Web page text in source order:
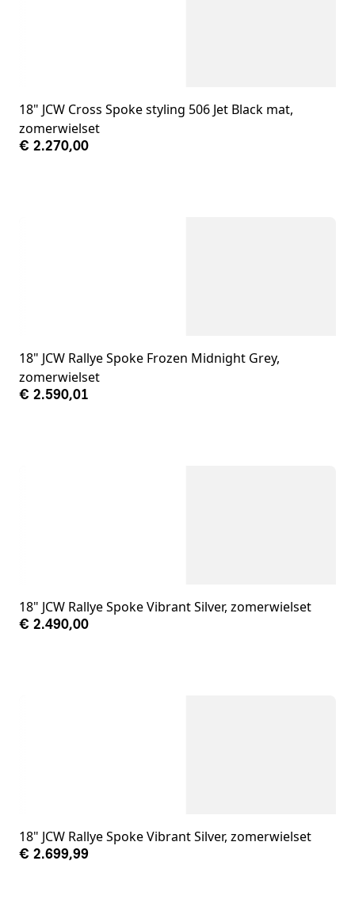
18" JCW Cross Spoke styling 506 Jet Black mat,
zomerwielset
€ 2.270,00
18" JCW Rallye Spoke Frozen Midnight Grey,
zomerwielset
€ 2.590,01
18" JCW Rallye Spoke Vibrant Silver, zomerwielset
€ 2.490,00
18" JCW Rallye Spoke Vibrant Silver, zomerwielset
€ 2.699,99